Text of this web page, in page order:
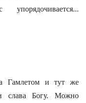
Гамлетом и тут же
слава Богу. Можно